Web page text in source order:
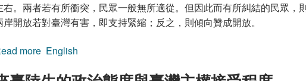
右。兩者若有所衝突，民眾一般無所適從。但因此而有所糾結的民眾，
岸開放若對臺灣有害，即支持緊縮；反之，則傾向贊成開放。
more about 依違於大我、小我之間：解讀臺灣民眾對兩岸經貿交流的
English